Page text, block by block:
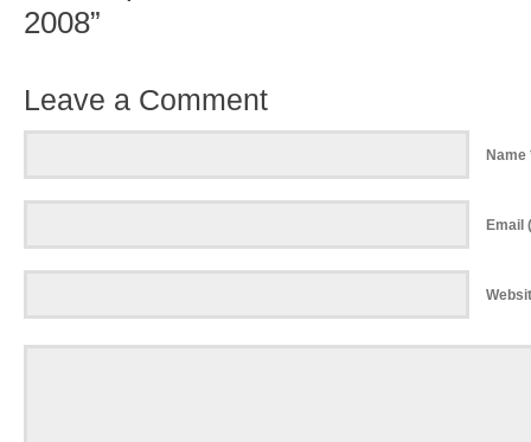
2008”
Leave a Comment
Name
Email